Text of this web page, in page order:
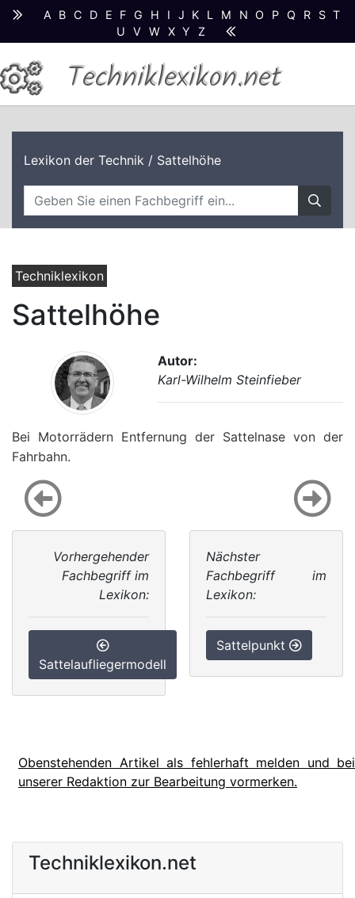
A B C D E F G H I J K L M N O P Q R S T
U
V W X Y Z
Techniklexikon.net
Lexikon der Technik / Sattelhöhe
Techniklexikon
Sattelhöhe
Autor:
Karl-Wilhelm Steinfieber
Bei Motorrädern Entfernung der Sattelnase von der
Fahrbahn.
Vorhergehender
Fachbegriff im
Lexikon:
Sattelaufliegermodell
Nächster
Fachbegriff im
Lexikon:
Sattelpunkt
Obenstehenden Artikel als fehlerhaft melden und bei
unserer Redaktion zur Bearbeitung vormerken.
Techniklexikon.net